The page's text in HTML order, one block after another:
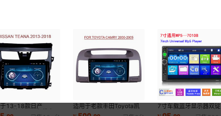
13-18款日产
天籁Teana车载大屏
适用于老款丰田Toyota凯
美瑞Camry佳美大屏GPS
7寸车载蓝牙显示器双锭
mp5播放器mp4蓝牙高